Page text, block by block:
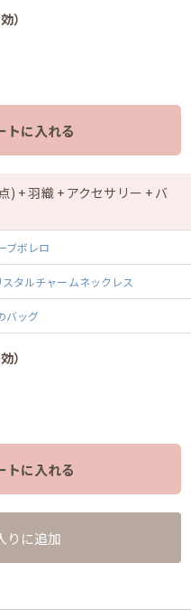
）
トに入れる
) + 羽織 + アクセサリー + バ
ブボレロ
タルチャームネックレス
バッグ
）
トに入れる
りに追加